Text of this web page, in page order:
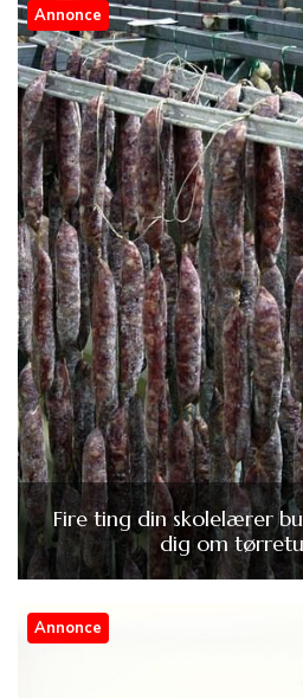
Annonce
Fire ting din skolelærer
dig om
Annonce